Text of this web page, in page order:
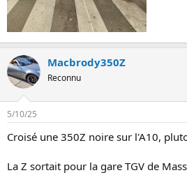
Macbrody350Z
Reconnu
5/10/25
Croisé une 350Z noire sur l'A10,
La Z sortait pour la gare TGV de